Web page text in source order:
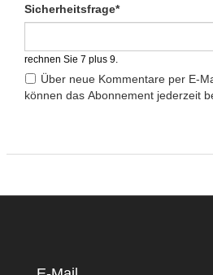
Pflichtfeld
Sicherheitsfrage*
rechnen Sie 7 plus 9.
Über neue Kommentare per E-
können das Abonnement jederzeit